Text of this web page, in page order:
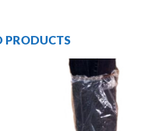
PRODUCTS